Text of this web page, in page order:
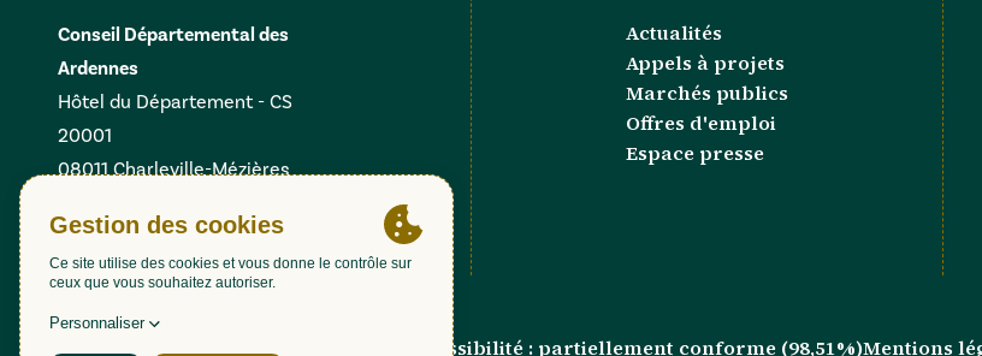
Conseil Départemental des
Ardennes
Hôtel du Département - CS
20001
08011 Charleville-Mézières
FacebookInstagramLinkedin
X
Actualités
Appels à projets
Marchés publics
Offres d'emploi
Espace presse
Gestion des cookies Accessibilité : partiellement conforme (98,51%)Mentions